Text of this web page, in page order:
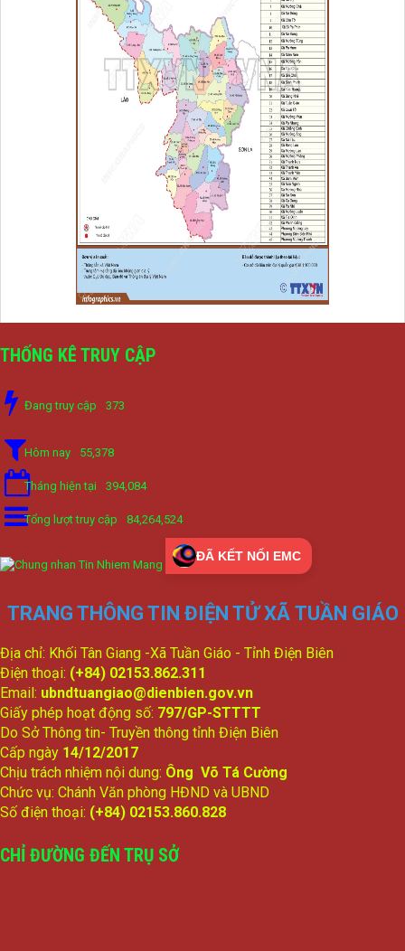
THỐNG KÊ TRUY CẬP
Đang truy cập 373
Hôm nay 55,378
Tháng hiện tại 394,084
Tổng lượt truy cập 84,264,524
ĐÃ KẾT NỐI EMC
TRANG THÔNG TIN ĐIỆN TỬ XÃ TUẦN GIÁO
Địa chỉ: Khối Tân Giang -Xã Tuần Giáo - Tỉnh Điện Biên
Điện thoại: (+84) 02153.862.311
Email: ubndtuangiao@dienbien.gov.vn
Giấy phép hoạt động số: 797/GP-STTTT
Do Sở Thông tin- Truyền thông tỉnh Điện Biên
Cấp ngày 14/12/2017
Chịu trách nhiệm nội dung: Ông Võ Tá Cường
Chức vụ: Chánh Văn phòng HĐND và UBND
Số điện thoại: (+84) 02153.860.828
CHỈ ĐƯỜNG ĐẾN TRỤ SỞ